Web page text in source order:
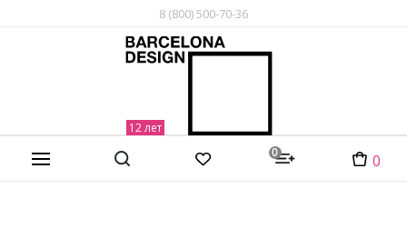
8 (800) 500-70-36
0 0